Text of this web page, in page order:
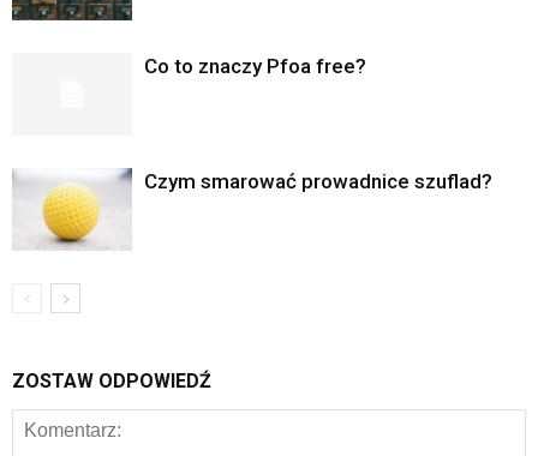
Co to znaczy Pfoa free?
Czym smarować prowadnice szuflad?
ZOSTAW ODPOWIEDŹ